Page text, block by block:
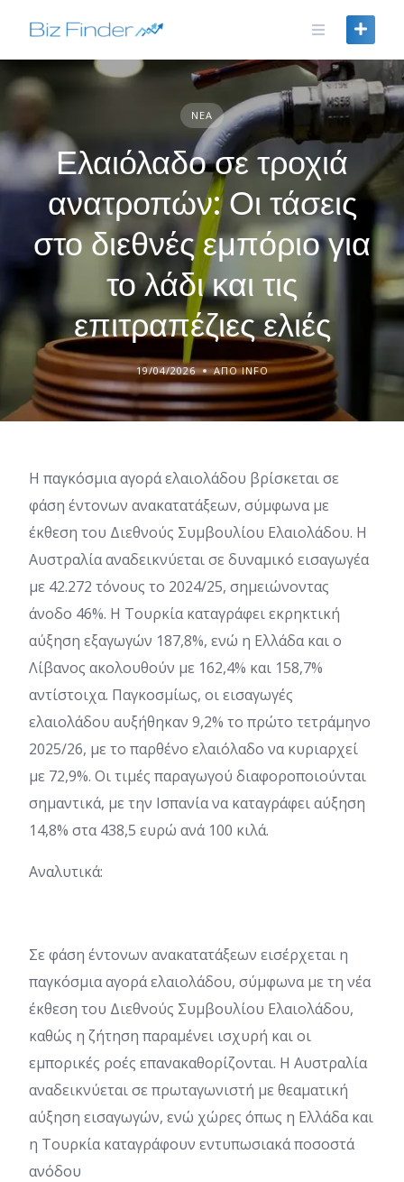
ΝΈΑ
Ελαιόλαδο σε τροχιά
ανατροπών: Οι τάσεις
στο διεθνές εμπόριο για
το λάδι και τις
επιτραπέζιες ελιές
19/04/2026 ΑΠΌ INFO
Η παγκόσμια αγορά ελαιολάδου βρίσκεται σε
φάση έντονων ανακατατάξεων, σύμφωνα με
έκθεση του Διεθνούς Συμβουλίου Ελαιολάδου. Η
Αυστραλία αναδεικνύεται σε δυναμικό εισαγωγέα
με 42.272 τόνους το 2024/25, σημειώνοντας
άνοδο 46%. Η Τουρκία καταγράφει εκρηκτική
αύξηση εξαγωγών 187,8%, ενώ η Ελλάδα και ο
Λίβανος ακολουθούν με 162,4% και 158,7%
αντίστοιχα. Παγκοσμίως, οι εισαγωγές
ελαιολάδου αυξήθηκαν 9,2% το πρώτο τετράμηνο
2025/26, με το παρθένο ελαιόλαδο να κυριαρχεί
με 72,9%. Οι τιμές παραγωγού διαφοροποιούνται
σημαντικά, με την Ισπανία να καταγράφει αύξηση
14,8% στα 438,5 ευρώ ανά 100 κιλά.
Αναλυτικά:
Σε φάση έντονων ανακατατάξεων εισέρχεται η
παγκόσμια αγορά ελαιολάδου, σύμφωνα με τη νέα
έκθεση του Διεθνούς Συμβουλίου Ελαιολάδου,
καθώς η ζήτηση παραμένει ισχυρή και οι
εμπορικές ροές επανακαθορίζονται. Η Αυστραλία
αναδεικνύεται σε πρωταγωνιστή με θεαματική
αύξηση εισαγωγών, ενώ χώρες όπως η Ελλάδα και
η Τουρκία καταγράφουν εντυπωσιακά ποσοστά
ανόδου